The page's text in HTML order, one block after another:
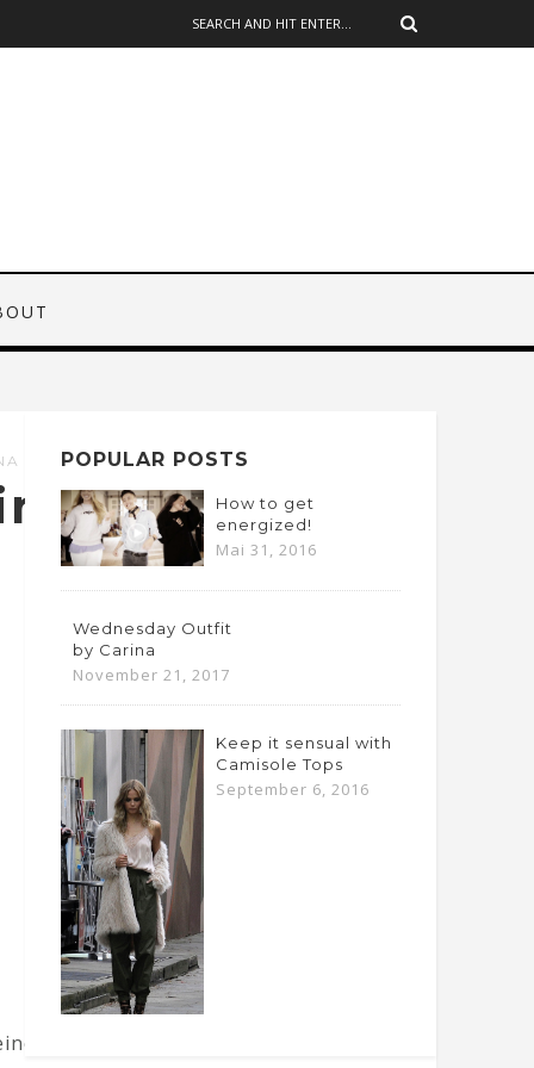
Kopf (ich glaube wir sollten ihr
POPULAR POSTS
How to get
energized!
Mai 31, 2016
Wednesday Outfit
by Carina
November 21, 2017
Keep it sensual with
Camisole Tops
September 6, 2016